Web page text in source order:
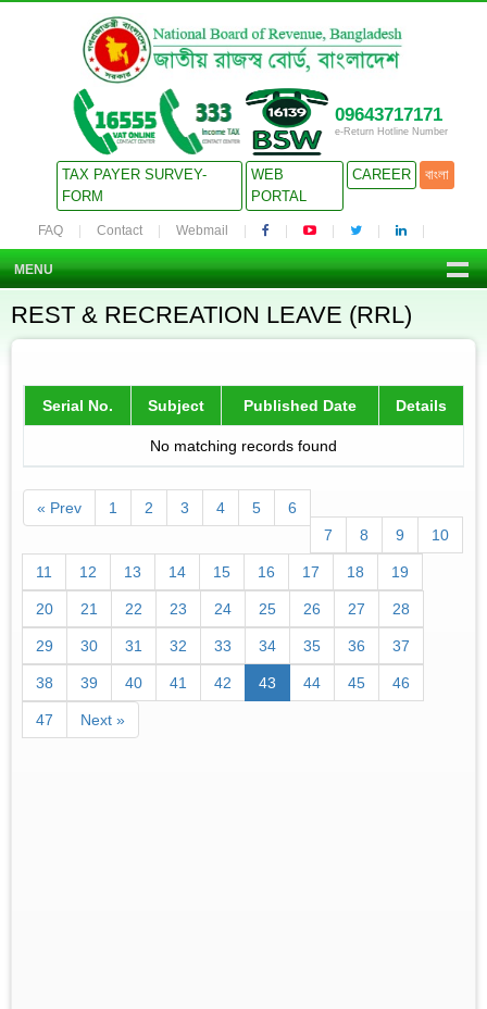
09643717171
e-Return Hotline Number
TAX PAYER SURVEY-
FORM
WEB
PORTAL
CAREER বাংলা
FAQ Contact Webmail
MENU
REST & RECREATION LEAVE (RRL)
Serial No. Subject Published Date Details
No matching records found
« Prev 1 2 3 4 5
6
7
8 9 10
11 12 13 14 15 16 17 18 19
20 21 22 23 24 25 26 27 28
29 30 31 32 33 34 35 36 37
38 39 40 41 42 43 44 45 46
47 Next »